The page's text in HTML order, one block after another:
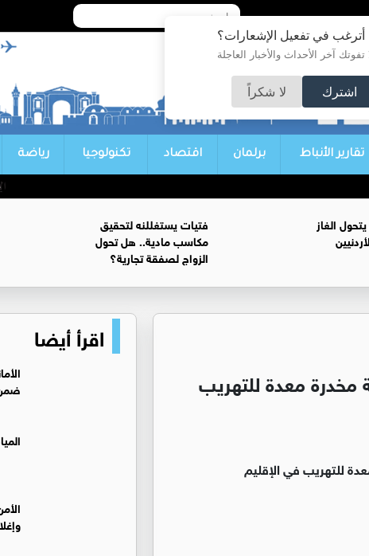
أترغب في تفعيل الإشعارات؟
آخر الأحداث والأخبار العاجلة
اشترك لا شكراً
تقارير الأنباط برلمان اقتصاد تكنولوجيا رياضة
الغاز
فتيات يستغللنه لتحقيق
مكاسب مادية.. هل تحول
الزواج لصفقة تجارية؟
معدة للتهريب
اقرأ أيضا
ضمن